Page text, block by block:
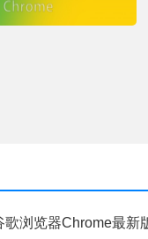
浏览器Chrome最新